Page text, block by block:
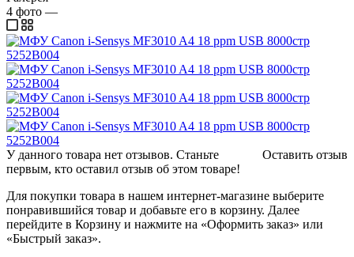
4 фото —
Оставить отзыв
У данного товара нет отзывов. Станьте
первым, кто оставил отзыв об этом товаре!
Для покупки товара в нашем интернет-магазине выберите
понравившийся товар и добавьте его в корзину. Далее
перейдите в Корзину и нажмите на «Оформить заказ» или
«Быстрый заказ».